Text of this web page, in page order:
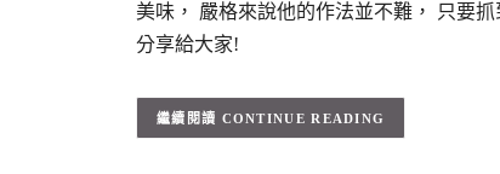
美味， 嚴格來說他的作法並不難， 只要
分享給大家!
CONTINUE READING